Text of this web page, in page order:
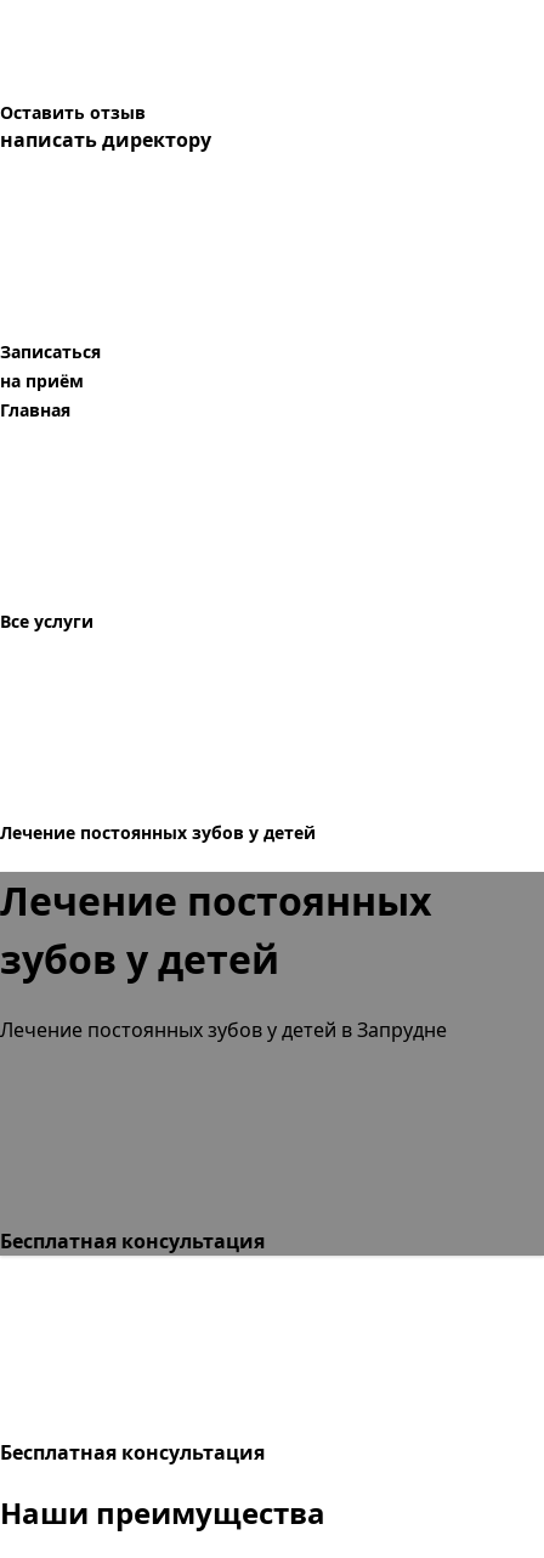
Оставить отзыв
написать директору
Записаться
на приём
Главная
Все услуги
Лечение постоянных зубов у детей
Лечение постоянных
зубов у детей
Лечение постоянных зубов у детей в Запрудне
Бесплатная консультация
Бесплатная консультация
Наши преимущества